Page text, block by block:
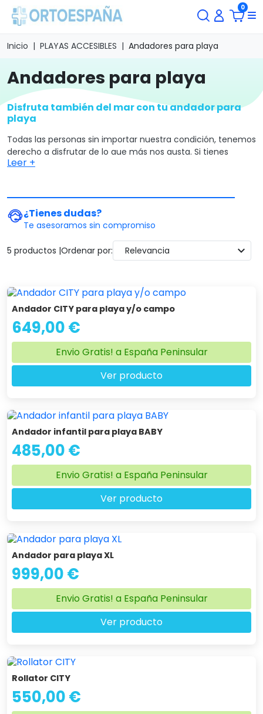
0
Inicio PLAYAS ACCESIBLES Andadores para playa
andadores para playa
Disfruta también del mar con tu andador para
playa
Todas las personas sin importar nuestra condición, tenemos
derecho a disfrutar de lo que más nos gusta. Si tienes
movilidad reducida y deseas disfrutar del mar, esta
especial diseño desplazarte por la arena. Navega ya por
nuestro catálogo para encontrar el que mejor se adapte a
tus necesidades y exigencias. Si necesitas asesoramiento,
no olvides que puedes ponerte en contacto con nuestro
equipo de especialistas para que te resuelvan cualquier
duda respecto de los andadores para la playa.
Leer +
¿Tienes dudas?
Te asesoramos sin compromiso
5 productos |Ordenar por: Relevancia expand_more
Andador CITY para playa y/o campo
649,00 €
Envio Gratis! a España Peninsular
Ver producto
Andador infantil para playa BABY
485,00 €
Envio Gratis! a España Peninsular
Ver producto
Andador para playa XL
999,00 €
Envio Gratis! a España Peninsular
Ver producto
Rollator CITY
550,00 €